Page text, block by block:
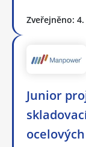
Zveřejněno:
Junior